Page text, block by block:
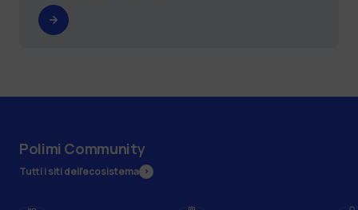
Polimi Community
Tutti i siti dell’ecosistema